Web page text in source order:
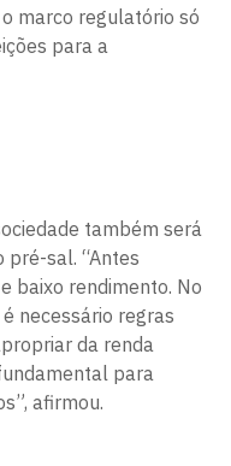
marco regulatório só
para a
também será
pré-sal. “Antes
baixo rendimento. No
necessário regras
da renda
para
afirmou.